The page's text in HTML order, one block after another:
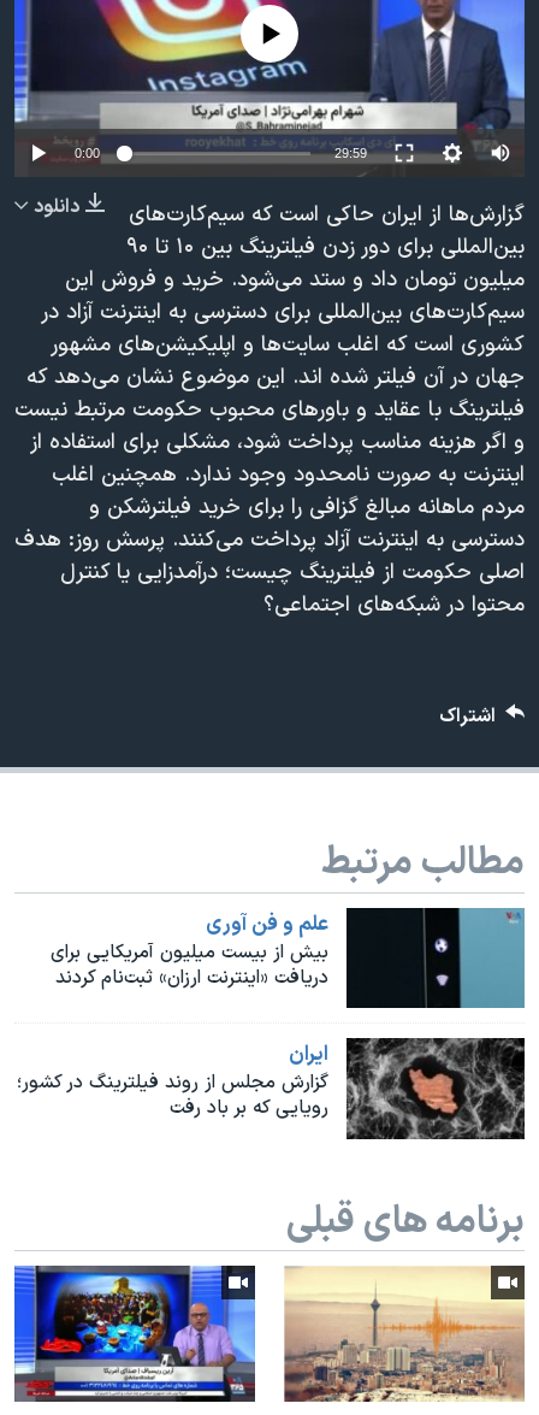
فرهنگ و زندگی
حقوق شهروندی
اقتصادی
علم و فناوری
گالری عکس
آرشیو پخش زنده
مستندها
انتخابات ریاست جمهوری آمریکا ۲۰۲۴
حمله جمهوری اسلامی به اسرائیل
رمز مهسا
اعتراضات زن، زندگی، آزادی
مجموعه مستندهای دادخواهی
تریبونال مردمی آبان ۹۸
دادگاه حمید نوری
چهل سال گروگان‌گیری
قانون شفافیت دارائی کادر رهبری ایران
اعتراضات مردمی آبان ۹۸
اسرائیل در جنگ
نرگس محمدی برنده جایزه نوبل صلح
سفر پرزیدنت ترامپ به چین
دنبال کنید
زبانهای مختلف
No media source currently available
0:00 29:59
دانلود
گزارش‌ها از ایران حاکی است که سیم‌کارت‌های
بین‌المللی برای دور زدن فیلترینگ بین ۱۰ تا ۹۰
میلیون تومان داد و ستد می‌شود. خرید و فروش این
سیم‌کارت‌های بین‌المللی برای دسترسی به اینترنت آزاد در
کشوری است که اغلب سایت‌ها و اپلیکیشن‌های مشهور
جهان در آن فیلتر شده اند. این موضوع نشان می‌دهد که
فیلترینگ با عقاید و باورهای محبوب حکومت مرتبط نیست
و اگر هزینه مناسب پرداخت شود، مشکلی برای استفاده از
اینترنت به صورت نامحدود وجود ندارد. همچنین اغلب
مردم ماهانه مبالغ گزافی را برای خرید فیلترشکن و
دسترسی به اینترنت آزاد پرداخت می‌کنند. پرسش روز: هدف
اصلی حکومت از فیلترینگ چیست؛ درآمدزایی یا کنترل
محتوا در شبکه‌های اجتماعی؟
اشتراک
مطالب مرتبط
علم و فن آوری
بیش از بیست میلیون آمریکایی برای
دریافت «اینترنت ارزان» ثبت‌نام کردند
ايران
گزارش مجلس از روند فیلترینگ در کشور؛
رویایی که بر باد رفت
برنامه های قبلی